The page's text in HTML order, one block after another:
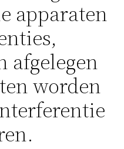
apparaten
afgelegen
worden